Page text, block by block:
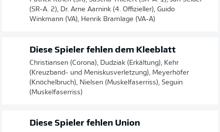
(SR-A. 2), Dr. Arne Aarnink (4. Offizieller), Guido
Winkmann (VA), Henrik Bramlage (VA-A)
Diese Spieler fehlen dem Kleeblatt
Christiansen (Corona), Dudziak (Erkältung), Kehr
(Kreuzband- und Meniskusverletzung), Meyerhöfer
(Knöchelbruch), Nielsen (Muskelfaserriss), Seguin
(Muskelfaserriss)
Diese Spieler fehlen Union